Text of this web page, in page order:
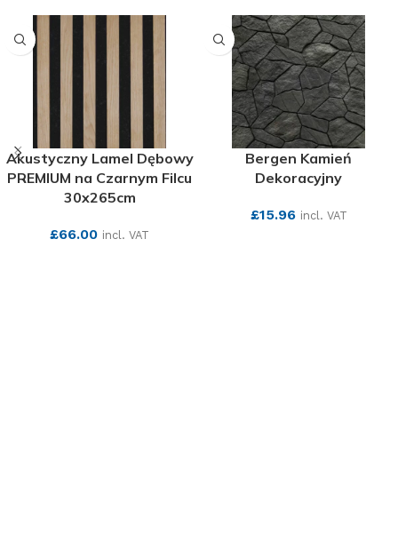
Akustyczny Lamel Dębowy
PREMIUM na Czarnym Filcu
30x265cm
£66.00 incl. VAT
Bergen Kamień
Dekoracyjny
£15.96 incl. VAT